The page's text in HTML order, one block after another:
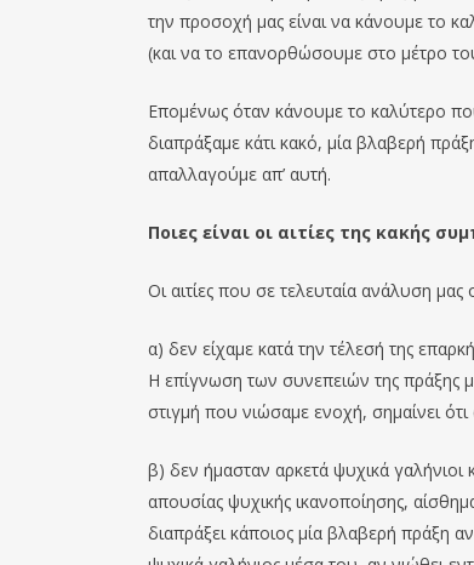
την προσοχή μας είναι να κάνουμε το
(και να το επανορθώσουμε στο μέτρο
Επομένως όταν κάνουμε το καλύτερο
διαπράξαμε κάτι κακό, μία βλαβερή
απαλλαγούμε απ’ αυτή.
Ποιες είναι οι αιτίες της κακής
Οι αιτίες που σε τελευταία ανάλυση
α) δεν είχαμε κατά την τέλεσή της
Η επίγνωση των συνεπειών της πράξης
στιγμή που νιώσαμε ενοχή, σημαίνει
β) δεν ήμασταν αρκετά ψυχικά
απουσίας ψυχικής ικανοποίησης,
διαπράξει κάποιος μία βλαβερή πράξη